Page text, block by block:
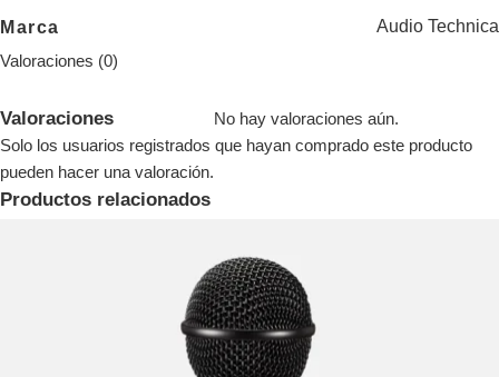
Marca Audio Technica
Valoraciones (0)
Valoraciones
No hay valoraciones aún.
Solo los usuarios registrados que hayan comprado este producto
pueden hacer una valoración.
Productos relacionados